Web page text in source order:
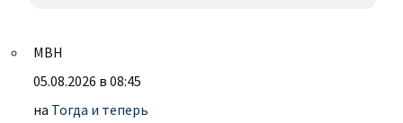
МВН
05.08.2026 в 08:45
на Тогда и теперь